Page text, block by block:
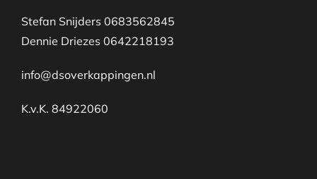
Stefan Snijders 0683562845
Dennie Driezes 0642218193
info@dsoverkappingen.nl
K.v.K. 84922060